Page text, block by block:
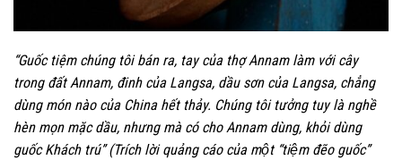
“Guốc tiệm chúng tôi bán ra, tay của thợ Annam làm với cây
trong đất Annam, đinh của Langsa, dầu sơn của Langsa, chẳng
dùng món nào của China hết thảy. Chúng tôi tưởng tuy là nghề
hèn mọn mặc dầu, nhưng mà có cho Annam dùng, khỏi dùng
guốc Khách trú”(Trích lời quảng cáocủa một “tiệm đẽo guốc”